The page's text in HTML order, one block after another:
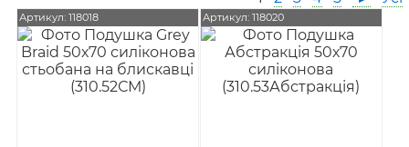
Артикул: 118018 Артикул: 118020